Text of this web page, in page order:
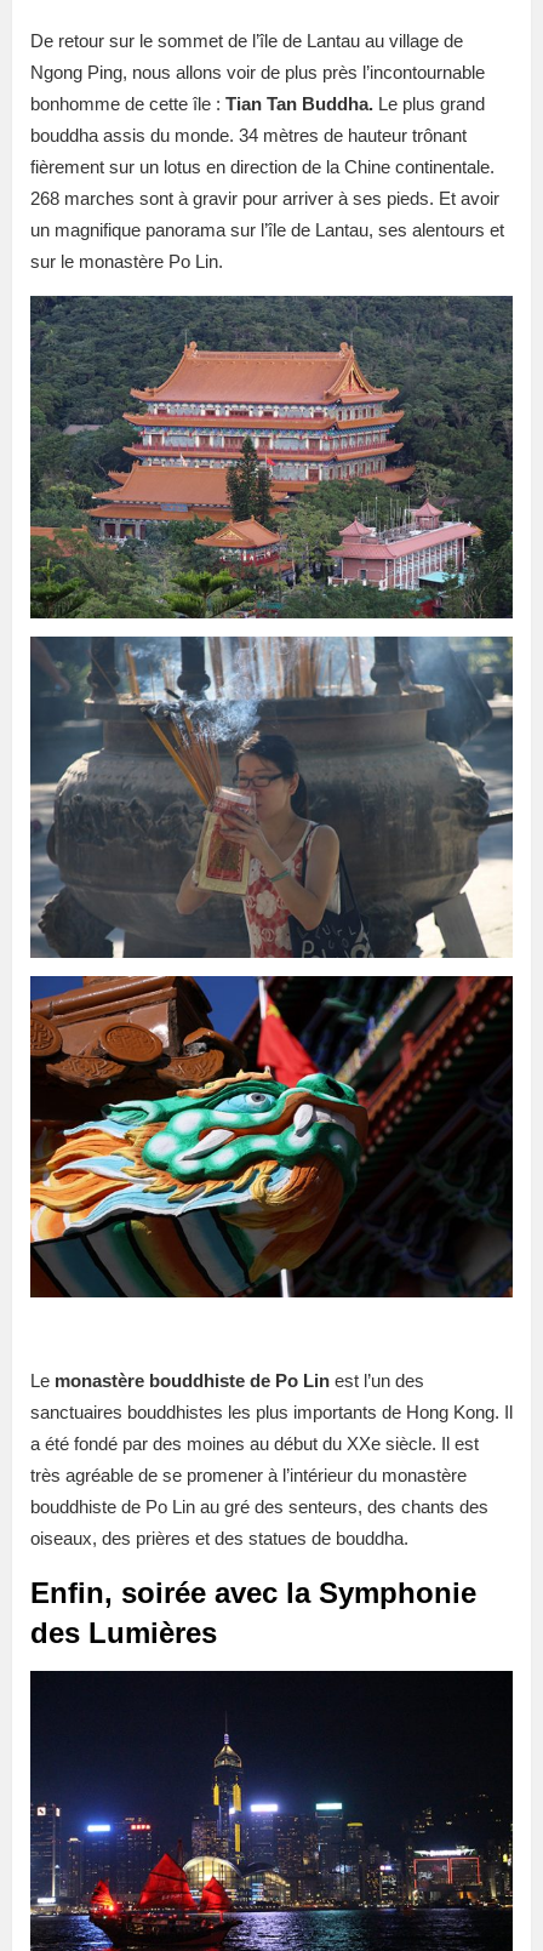
De retour sur le sommet de l’île de Lantau au village de
Ngong Ping, nous allons voir de plus près l’incontournable
bonhomme de cette île : Tian Tan Buddha. Le plus grand
bouddha assis du monde. 34 mètres de hauteur trônant
fièrement sur un lotus en direction de la Chine continentale.
268 marches sont à gravir pour arriver à ses pieds. Et avoir
un magnifique panorama sur l’île de Lantau, ses alentours et
sur le monastère Po Lin.
Le monastère bouddhiste de Po Lin est l’un des
sanctuaires bouddhistes les plus importants de Hong Kong. Il
a été fondé par des moines au début du XXe siècle. Il est
très agréable de se promener à l’intérieur du monastère
bouddhiste de Po Lin au gré des senteurs, des chants des
oiseaux, des prières et des statues de bouddha.
Enfin, soirée avec la Symphonie
des Lumières